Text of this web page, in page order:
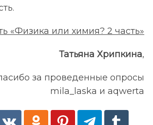
«Физика или химия? 2 часть»
Татьяна Хрипкина,
за проведенные опросы
mila_laska и aqwerta